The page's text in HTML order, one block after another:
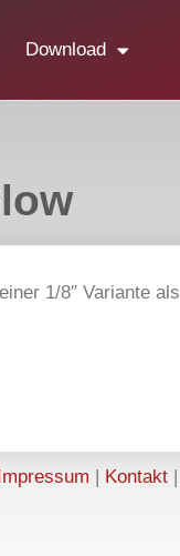
Download
1/8″ Variante als
| Kontakt|